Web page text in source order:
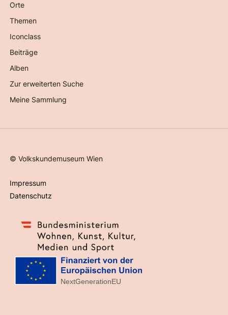
Orte
Themen
Iconclass
Beiträge
Alben
Zur erweiterten Suche
Meine Sammlung
©Volkskundemuseum Wien
Impressum
Datenschutz